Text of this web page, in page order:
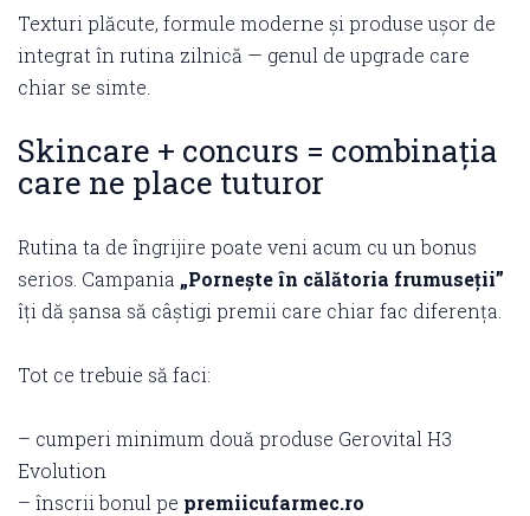
Texturi plăcute, formule moderne și produse ușor de
integrat în rutina zilnică — genul de upgrade care
chiar se simte.
Skincare + concurs = combinația
care ne place tuturor
Rutina ta de îngrijire poate veni acum cu un bonus
serios. Campania „Pornește în călătoria frumuseții”
îți dă șansa să câștigi premii care chiar fac diferența.
Tot ce trebuie să faci:
– cumperi minimum două produse Gerovital H3
Evolution
– înscrii bonul pe premiicufarmec.ro